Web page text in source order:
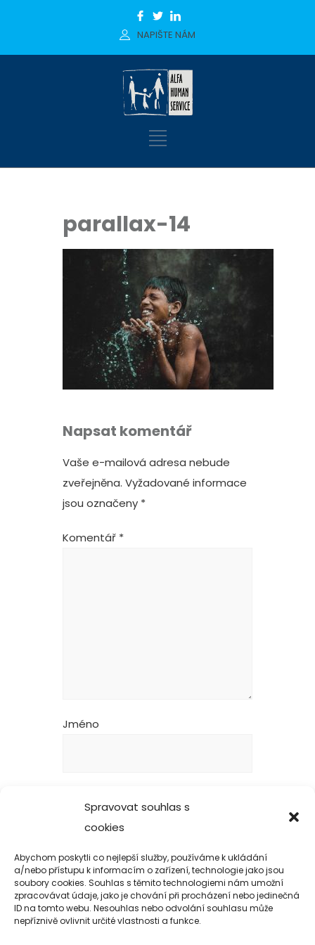
Spravovat souhlas s
cookies
Abychom poskytli co nejlepší služby, používáme k ukládání
a/nebo přístupu k informacím o zařízení, technologie jako jsou
soubory cookies. Souhlas s těmito technologiemi nám umožní
zpracovávat údaje, jako je chování při procházení nebo jedinečná
ID na tomto webu. Nesouhlas nebo odvolání souhlasu může
nepříznivě ovlivnit určité vlastnosti a funkce.
NAPIŠTE NÁM
parallax-14
Napsat komentář
Vaše e-mailová adresa nebude
zveřejněna. Vyžadované informace
jsou označeny *
Komentář *
Jméno
Webová stránka